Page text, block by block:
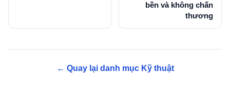
bền và không chấn
thương
← Quay lại danh mục Kỹ thuật